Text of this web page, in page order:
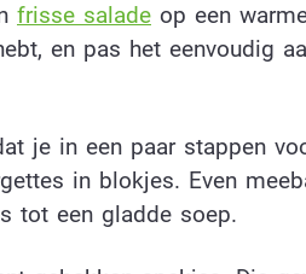
frisse salade op een
en pas het eenvoudig
je in een paar stappen
in blokjes. Even
tot een gladde soep.